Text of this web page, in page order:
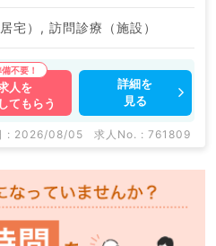
宅）, 訪問診療（施設）
人を
てもらう
詳細を
見る
: 2026/08/05 求人No. : 761809